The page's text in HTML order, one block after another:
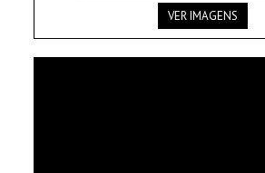
VER IMAGENS